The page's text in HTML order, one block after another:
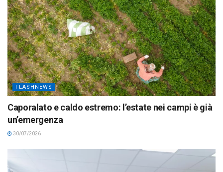
FLASHNEWS
Caporalato e caldo estremo: l’estate nei campi è già
un’emergenza
30/07/2026